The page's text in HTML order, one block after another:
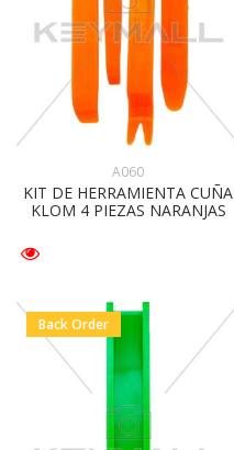
A060
KIT DE HERRAMIENTA CUÑA
KLOM 4 PIEZAS NARANJAS
Back Order